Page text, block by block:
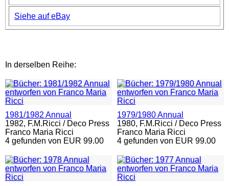
Siehe auf eBay
In derselben Reihe:
1981/1982 Annual
1982, F.M.Ricci / Deco Press
Franco Maria Ricci
4 gefunden von EUR 99.00
1979/1980 Annual
1980, F.M.Ricci / Deco Press
Franco Maria Ricci
4 gefunden von EUR 99.00